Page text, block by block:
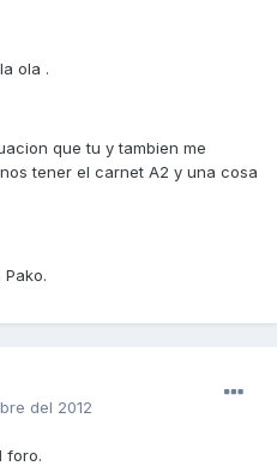
ola .
que tu y tambien me
tener el carnet A2 y una cosa
del 2012
foro.